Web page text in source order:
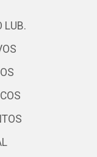
LUB.